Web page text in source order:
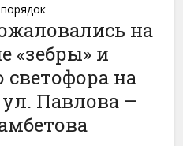
на
«зебры» и
на
Павлова –